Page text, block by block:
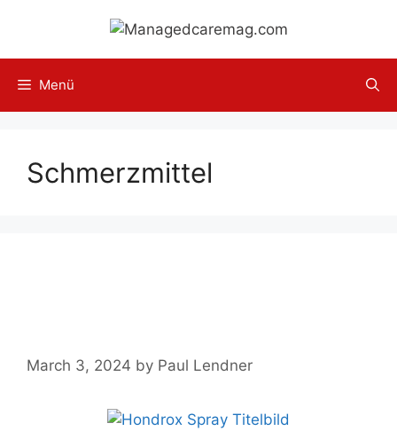
content
Menü
Schmerzmittel
March 3, 2024 by Paul Lendner